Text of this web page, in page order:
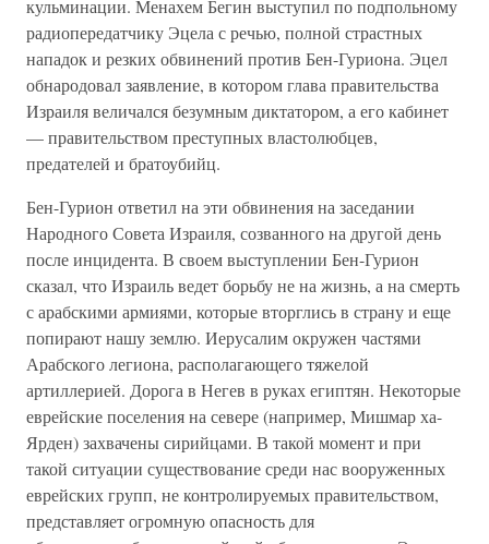
кульминации. Менахем Бегин выступил по подпольному
радиопередатчику Эцела с речью, полной страстных
нападок и резких обвинений против Бен-Гуриона. Эцел
обнародовал заявление, в котором глава правительства
Израиля величался безумным диктатором, а его кабинет
— правительством преступных властолюбцев,
предателей и братоубийц.
Бен-Гурион ответил на эти обвинения на заседании
Народного Совета Израиля, созванного на другой день
после инцидента. В своем выступлении Бен-Гурион
сказал, что Израиль ведет борьбу не на жизнь, а на смерть
с арабскими армиями, которые вторглись в страну и еще
попирают нашу землю. Иерусалим окружен частями
Арабского легиона, располагающего тяжелой
артиллерией. Дорога в Негев в руках египтян. Некоторые
еврейские поселения на севере (например, Мишмар ха-
Ярден) захвачены сирийцами. В такой момент и при
такой ситуации существование среди нас вооруженных
еврейских групп, не контролируемых правительством,
представляет огромную опасность для